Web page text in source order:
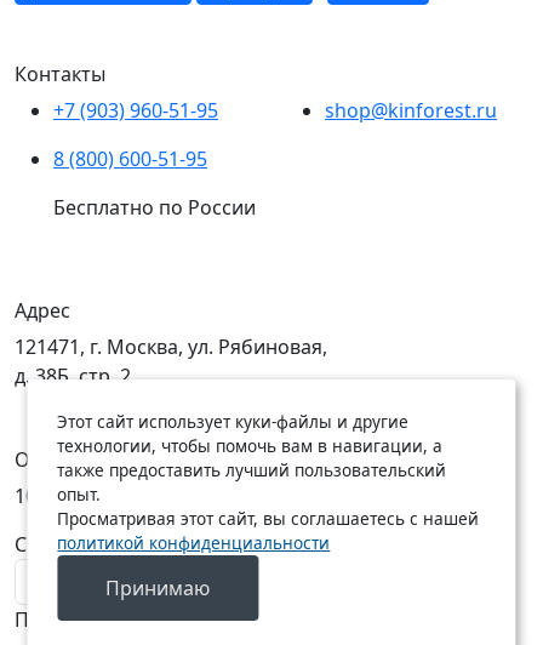
Контакты
+7 (903) 960-51-95
8 (800) 600-51-95
Бесплатно по России
shop@kinforest.ru
Адрес
121471, г. Москва, ул. Рябиновая,
д. 38Б, стр. 2
Открыты
10:00 — 19:00
C Пн по Пт
C Сб по Вс
Подписаться на новости
Этот сайт использует куки-файлы и другие
технологии, чтобы помочь вам в навигации, а
также предоставить лучший пользовательский
опыт.
Просматривая этот сайт, вы соглашаетесь с нашей
политикой конфиденциальности
Принимаю